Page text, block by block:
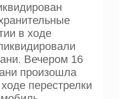
в ходе
Вечером 16
произошла
перестрелки